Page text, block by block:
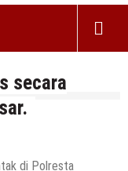
secara